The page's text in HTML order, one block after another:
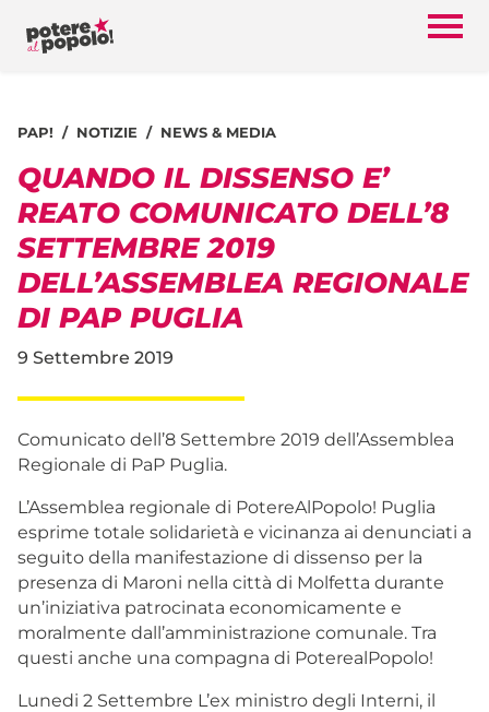
PAP! NOTIZIE NEWS & MEDIA
QUANDO IL DISSENSO E’
REATO COMUNICATO DELL’8
SETTEMBRE 2019
DELL’ASSEMBLEA REGIONALE
DI PAP PUGLIA
9 Settembre 2019
Comunicato dell’8 Settembre 2019 dell’Assemblea
Regionale di PaP Puglia.
L’Assemblea regionale di PotereAlPopolo! Puglia
esprime totale solidarietà e vicinanza ai denunciati a
seguito della manifestazione di dissenso per la
presenza di Maroni nella città di Molfetta durante
un’iniziativa patrocinata economicamente e
moralmente dall’amministrazione comunale. Tra
questi anche una compagna di PoterealPopolo!
Lunedi 2 Settembre L’ex ministro degli Interni, il